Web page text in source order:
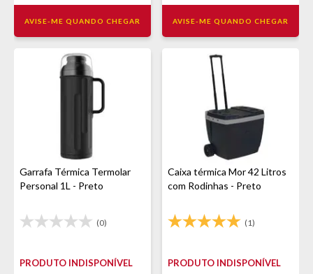
AVISE-ME QUANDO CHEGAR AVISE-ME QUANDO CHEGAR
Garrafa Térmica Termolar
Personal 1L - Preto
(0)
PRODUTO INDISPONÍVEL
Caixa térmica Mor 42 Litros
com Rodinhas - Preto
(1)
PRODUTO INDISPONÍVEL